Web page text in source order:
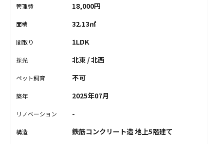
ペースがあるんです。買い物から帰って、すぐ食材を冷蔵庫に
奥にあると、重たい荷物を持ったまま、そこまで運ばないとい
けないので、毎日自炊する人からすれば、ちりつもでかなりス
る、愛のある設計だと思います。
壁紙・木材・タイルが良い塩梅で使われていて、
ス。オシャレさと住みやすさを両立してる、絶妙なデザイナー
で、初めての東京一人暮らしや、カップルでの同棲に、本物件
管理費 18,000円
面積 32.13㎡
間取り 1LDK
採光 北東 / 北西
ペット飼育 不可
築年 2025年07月
リノベーション -
構造 鉄筋コンクリート造 地上5階建て